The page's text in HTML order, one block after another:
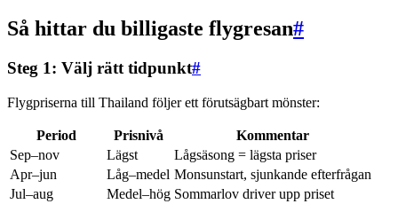
Så hittar du billigaste flygresan#
Steg 1: Välj rätt tidpunkt#
Flygpriserna till Thailand följer ett förutsägbart mönster:
Period Prisnivå
Kommentar
Sep–nov
Lägst
Lågsäsong = lägsta priser
Apr–jun
Låg–medel Monsunstart, sjunkande efterfrågan
Jul–aug
Medel–hög Sommarlov driver upp priset